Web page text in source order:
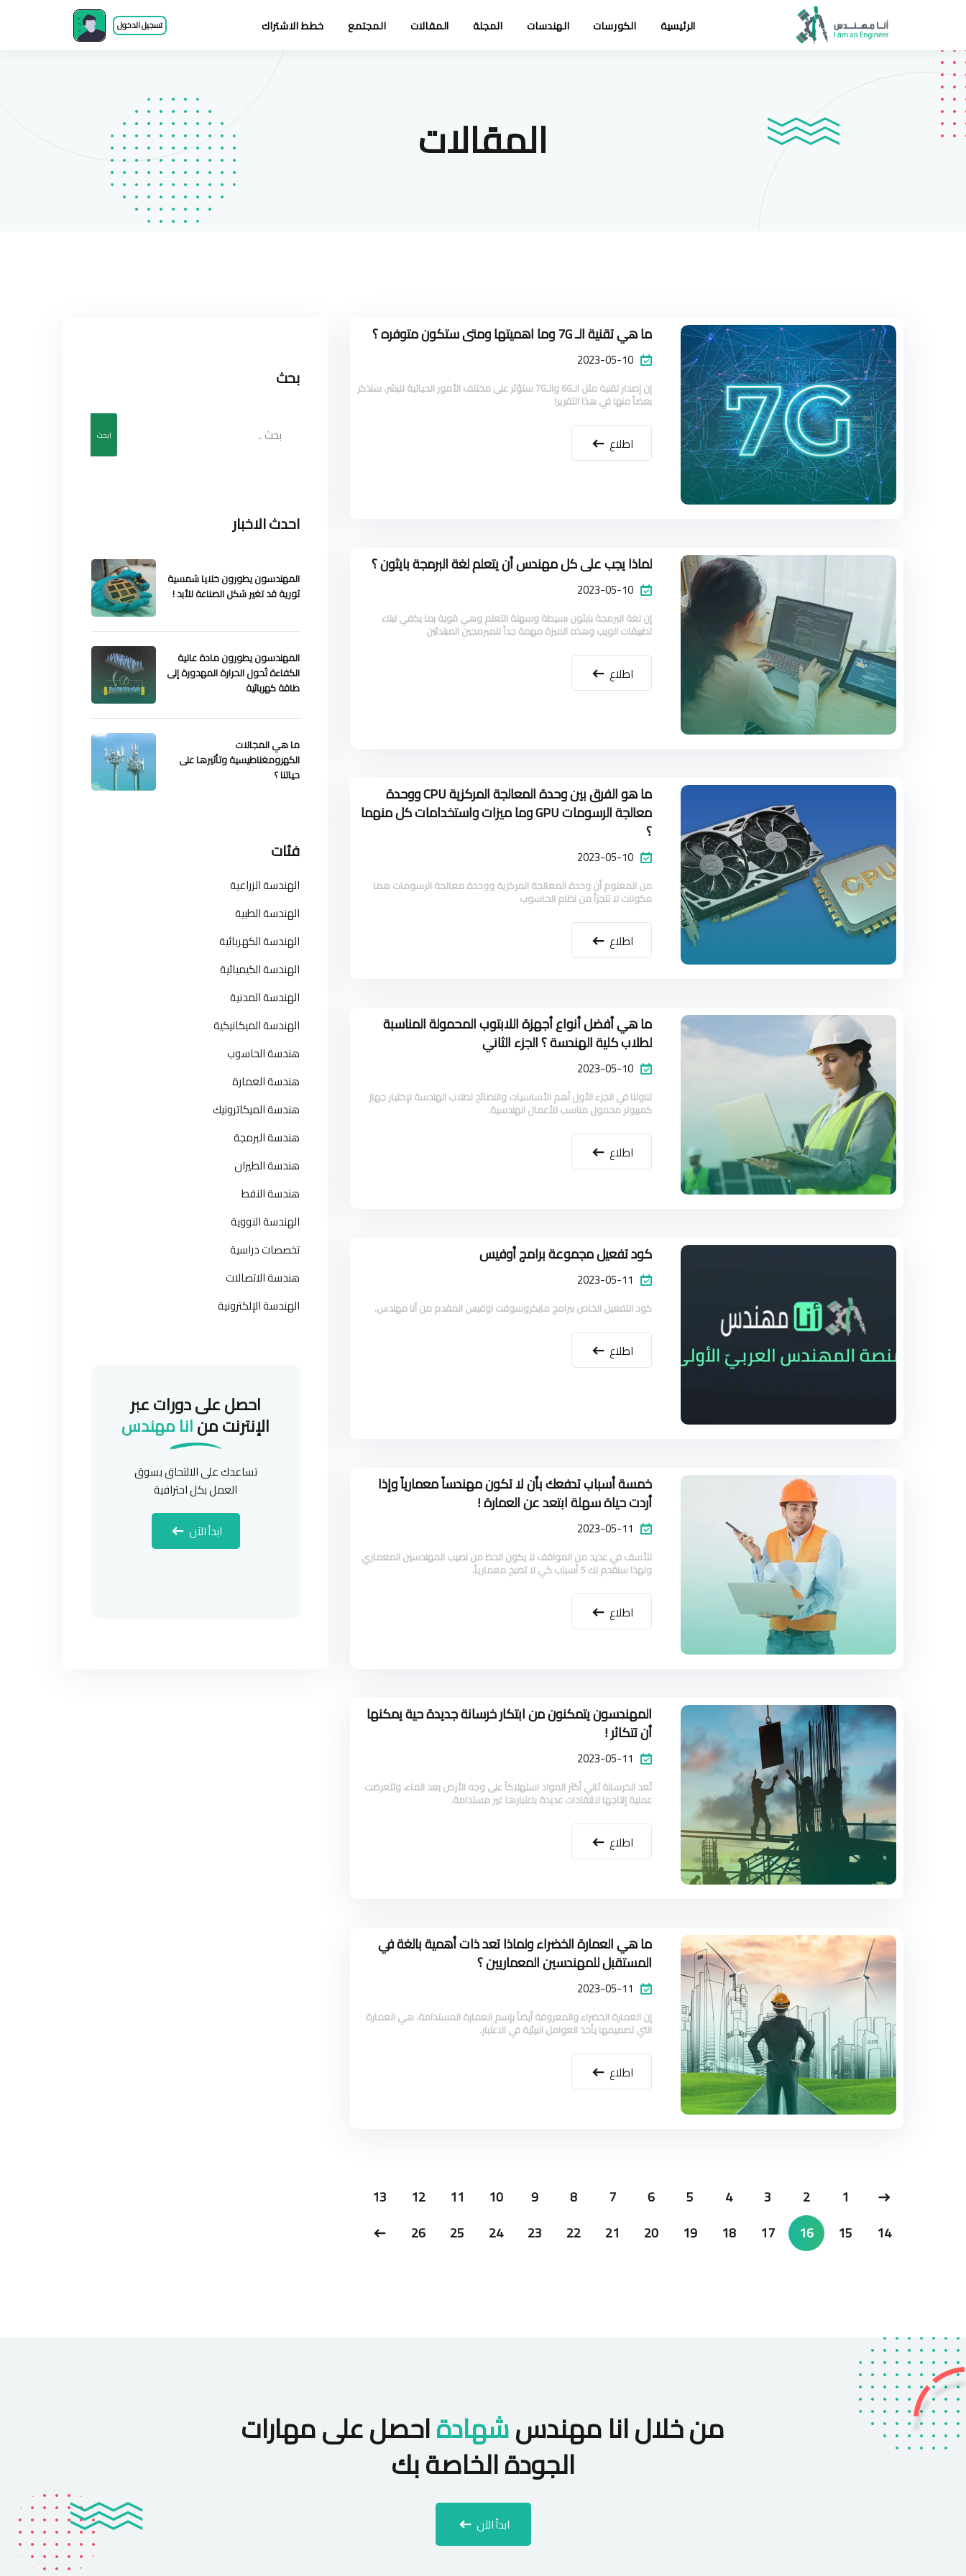
الرئيسية الكورسات الهندسات المجلة المقالات المجتمع خطط الاشتراك تسجيل الدخول
المقالات
ما هي تقنية الـ 7G وما اهميتها ومتى ستكون متوفره ؟
2023-05-10
إن إصدار تقنية مثل الـ6G والـ7G ستؤثر على مختلف الأمور الحياتية للبشر، سنذكر
بعضاً منها في هذا التقرير!
اطلاع
لماذا يجب على كل مهندس أن يتعلم لغة البرمجة بايثون ؟
2023-05-10
إن لغة البرمجة بايثون بسيطة وسهلة التعلم وهي قوية بما يكفي لبناء
تطبيقات الويب وهذه الميزة مهمة جداً للمبرمجين المبتدئين
اطلاع
ما هو الفرق بين وحدة المعالجة المركزية CPU ووحدة
معالجة الرسومات GPU وما ميزات واستخدامات كل منهما
؟
2023-05-10
من المعلوم أن وحدة المعالجة المركزية ووحدة معالجة الرسومات هما
مكونات لا تتجزأ من نظام الحاسوب
اطلاع
ما هي أفضل أنواع أجهزة اللابتوب المحمولة المناسبة
لطلاب كلية الهندسة ؟ الجزء الثاني
2023-05-10
تناولنا في الجزء الأول أهم الأساسيات والنصائح لطلاب الهندسة لإختيار جهاز
كمبيوتر محمول مناسب للأعمال الهندسية.
اطلاع
كود تفعيل مجموعة برامج أوفيس
2023-05-11
كود التفعيل الخاص ببرامج مايكروسوفت اوفيس المقدم من أنا مهندس.
اطلاع
خمسة أسباب تدفعك بأن لا تكون مهندساً معمارياً وإذا
أردت حياة سهلة ابتعد عن العمارة !
2023-05-11
للأسف في عديد من المواقف لا يكون الحظ من نصيب المهندسين المعماري
ولهذا سنقدم لك 5 أسباب كي لا تصبح معمارياً.
اطلاع
المهندسون يتمكنون من ابتكار خرسانة جديدة حية يمكنها
أن تتكاثر !
2023-05-11
تُعد الخرسانة ثاني أكثر المواد استهلاكاً على وجه الأرض بعد الماء، وتتعرضت
عملية إنتاجها لانتقادات عديدة باعتبارها غير مستدامة.
اطلاع
ما هي العمارة الخضراء ولماذا تعد ذات أهمية بالغة في
المستقبل للمهندسين المعماريين ؟
2023-05-11
إن العمارة الخضراء والمعروفة أيضاً بإسم العمارة المستدامة، هي العمارة
التي تصميمها يأخذ العوامل البيئية في الاعتبار.
اطلاع
1
2
3
4
5
6
7
8
9
10
11
12
13
14
15
16
17
18
19
20
21
22
23
24
25
26
بحث
ابحث
احدث الاخبار
المهندسون يطورون خلايا شمسية
ثورية قد تغير شكل الصناعة للأبد !
المهندسون يطورون مادة عالية
الكفاءة تُحول الحرارة المهدورة إلى
طاقة كهربائية
ما هي المجالات
الكهرومغناطيسية وتأثيرها على
حياتنا ؟
فئات
الهندسة الزراعية
الهندسة الطبية
الهندسة الكهربائية
الهندسة الكيميائية
الهندسة المدنية
الهندسة الميكانيكية
هندسة الحاسوب
هندسة العمارة
هندسة الميكاترونيك
هندسة البرمجة
هندسة الطيران
هندسة النفط
الهندسة النووية
تخصصات دراسية
هندسة الاتصالات
الهندسة الإلكترونية
احصل على دورات عبر
الإنترنت منانا مهندس
تساعدك على الالتحاق بسوق
العمل بكل احترافية
ابدأ الآن
من خلال انا مهندسشهادةاحصل على مهارات
الجودة الخاصة بك
ابدأ الآن